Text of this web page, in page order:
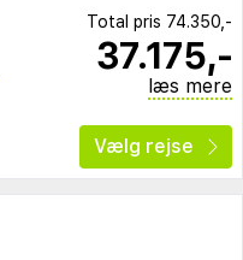
Total pris 74.350,-
37.175,-
læs mere
Vælg rejse